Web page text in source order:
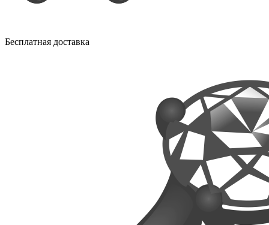
Бесплатная доставка